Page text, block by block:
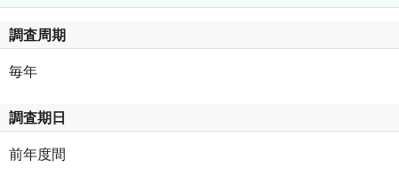
調査周期
毎年
調査期日
前年度間